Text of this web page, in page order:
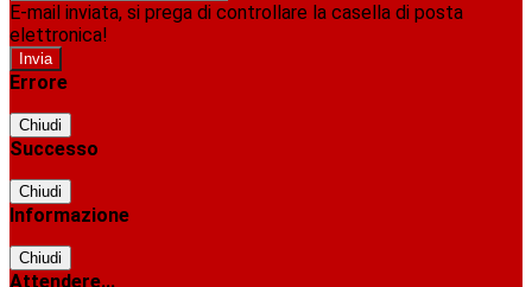
E-mail inviata, si prega di controllare la casella di posta
elettronica!
Errore
Chiudi
Successo
Chiudi
Informazione
Chiudi
Attendere...